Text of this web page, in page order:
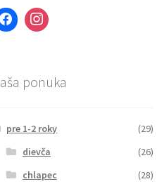
ponuka
pre 1-2 roky
(29)
dievča
(26)
chlapec
(28)